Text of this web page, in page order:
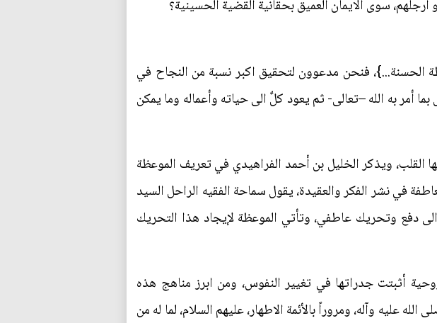
سوى الايمان العميق بحقانية القضية الحسينية؟
الحسنة...}، فنحن مدعوون لتحقيق اكبر نسبة من النجاح في
أمر به الله –تعالى- ثم يعود كلٌ الى حياته وأعماله وما يمكن
القلب، ويذكر الخليل بن أحمد الفراهيدي في تعريف الموعظة
في نشر الفكر والعقيدة، يقول سماحة الفقيه الراحل السيد
دفع وتحريك عاطفي، وتأتي الموعظة لإيجاد هذا التحريك
أثبتت جدراتها في تغيير النفوس، ومن ابرز مناهج هذه
عليه وآله، ومروراً بالأئمة الاطهار، عليهم السلام، لما له من